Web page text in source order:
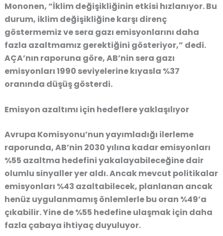
Mononen, “İklim değişikliğinin etkisi hızlanıyor. Bu
durum, iklim değişikliğine karşı direnç
göstermemiz ve sera gazı emisyonlarını daha
fazla azaltmamız gerektiğini gösteriyor,” dedi.
AÇA’nın raporuna göre, AB’nin sera gazı
emisyonları 1990 seviyelerine kıyasla %37
oranında düşüş gösterdi.
Emisyon azaltımı için hedeflere yaklaşılıyor
Avrupa Komisyonu’nun yayımladığı ilerleme
raporunda, AB’nin 2030 yılına kadar emisyonları
%55 azaltma hedefini yakalayabileceğine dair
olumlu sinyaller yer aldı. Ancak mevcut politikalar
emisyonları %43 azaltabilecek, planlanan ancak
henüz uygulanmamış önlemlerle bu oran %49’a
çıkabilir. Yine de %55 hedefine ulaşmak için daha
fazla çabaya ihtiyaç duyuluyor.